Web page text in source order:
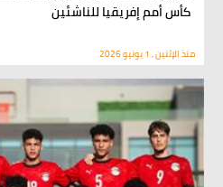
كأس أمم إفريقيا للناشئين
منذ الإثنين , 1 يونيو 2026